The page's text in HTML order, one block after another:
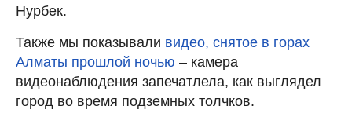
Нурбек.
Также мы показывали видео, снятое в горах
Алматы прошлой ночью – камера
видеонаблюдения запечатлела, как выглядел
город во время подземных толчков.